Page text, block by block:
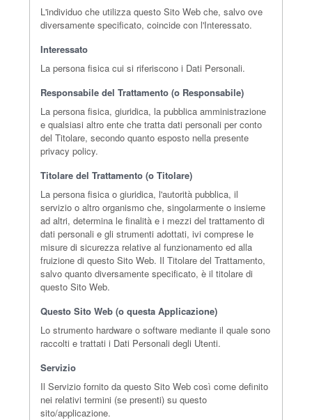
L'individuo che utilizza questo Sito Web che, salvo ove
diversamente specificato, coincide con l'Interessato.
Interessato
La persona fisica cui si riferiscono i Dati Personali.
Responsabile del Trattamento (o Responsabile)
La persona fisica, giuridica, la pubblica amministrazione
e qualsiasi altro ente che tratta dati personali per conto
del Titolare, secondo quanto esposto nella presente
privacy policy.
Titolare del Trattamento (o Titolare)
La persona fisica o giuridica, l'autorità pubblica, il
servizio o altro organismo che, singolarmente o insieme
ad altri, determina le finalità e i mezzi del trattamento di
dati personali e gli strumenti adottati, ivi comprese le
misure di sicurezza relative al funzionamento ed alla
fruizione di questo Sito Web. Il Titolare del Trattamento,
salvo quanto diversamente specificato, è il titolare di
questo Sito Web.
Questo Sito Web (o questa Applicazione)
Lo strumento hardware o software mediante il quale sono
raccolti e trattati i Dati Personali degli Utenti.
Servizio
Il Servizio fornito da questo Sito Web così come definito
nei relativi termini (se presenti) su questo
sito/applicazione.